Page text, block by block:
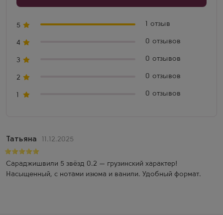
Татьяна 11.12.2025
Сараджишвили 5 звёзд 0.2 — грузинский характер!
Насыщенный, с нотами изюма и ванили. Удобный формат.
5 1 отзыв
4 0 отзывов
3 0 отзывов
2 0 отзывов
1 0 отзывов